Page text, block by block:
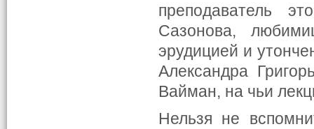
преподаватель
Сазонова,
эрудицией и
Александра
Вайман, на чьи
Нельзя не